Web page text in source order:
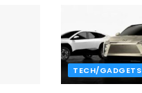
TECH/GADGETS